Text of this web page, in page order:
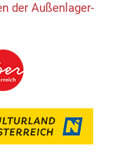
der Außenlager-